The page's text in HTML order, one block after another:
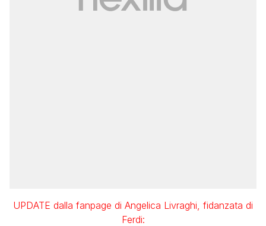
UPDATE dalla fanpage di Angelica Livraghi, fidanzata di
Ferdi: